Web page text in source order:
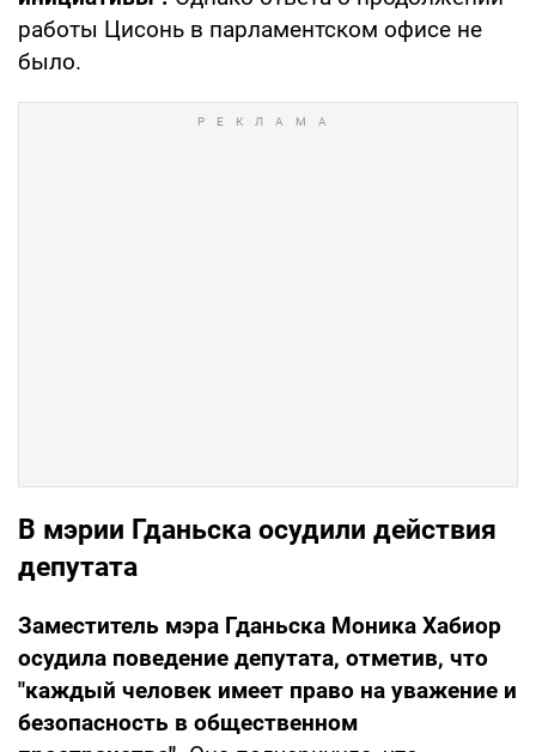
работы Цисонь в парламентском офисе не
было.
В мэрии Гданьска осудили действия
депутата
Заместитель мэра Гданьска Моника Хабиор
осудила поведение депутата, отметив, что
"каждый человек имеет право на уважение и
безопасность в общественном